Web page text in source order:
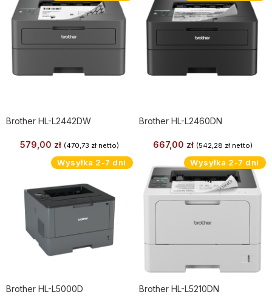
Brother HL-L2442DW
579,00 zł (470,73 zł netto)
Brother HL-L2460DN
667,00 zł (542,28 złnetto)
Wysyłka 2-7 dni
Brother HL-L5000D
Wysyłka 2-7 dni
Brother HL-L5210DN